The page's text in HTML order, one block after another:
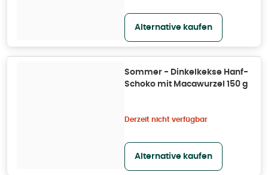
Alternative kaufen
Sommer - Dinkelkekse Hanf-
Schoko mit Macawurzel 150 g
Derzeit nicht verfügbar
Alternative kaufen